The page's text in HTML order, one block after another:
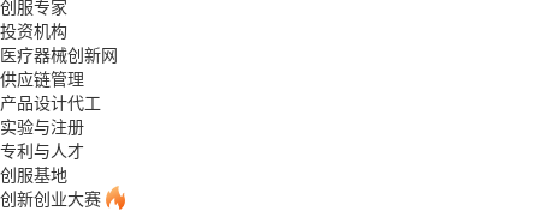
创服专家
投资机构
医疗器械创新网
供应链管理
产品设计代工
实验与注册
专利与人才
创服基地
创新创业大赛